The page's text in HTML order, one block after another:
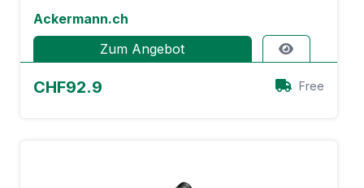
Ackermann.ch
Zum Angebot
CHF92.9 Free